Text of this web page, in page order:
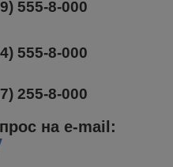
555-8-000
555-8-000
255-8-000
на e-mail :